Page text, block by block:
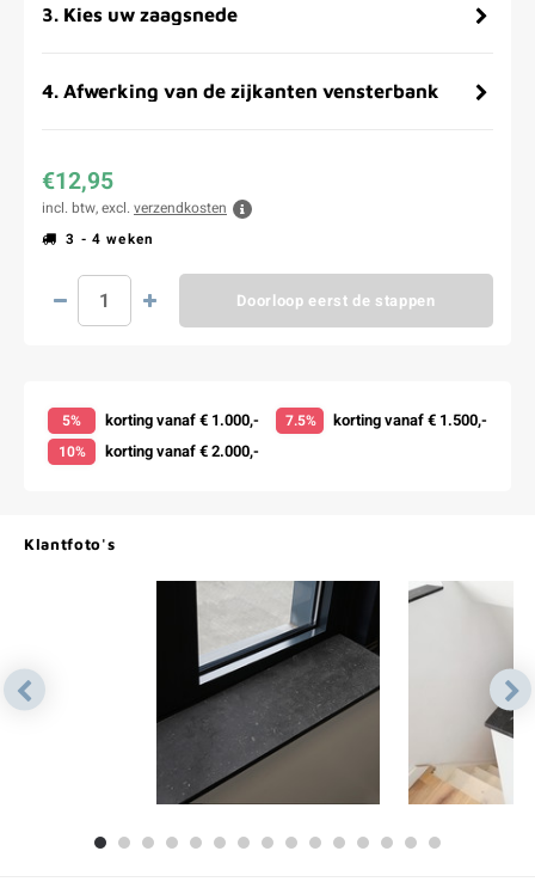
3. Kies uw zaagsnede
4. Afwerking van de zijkanten vensterbank
€12,95
incl. btw, excl. verzendkosten
3 - 4 weken
Doorloop eerst de stappen
5% korting vanaf € 1.000,- 7.5% korting vanaf € 1.500,-
10% korting vanaf € 2.000,-
Klantfoto's